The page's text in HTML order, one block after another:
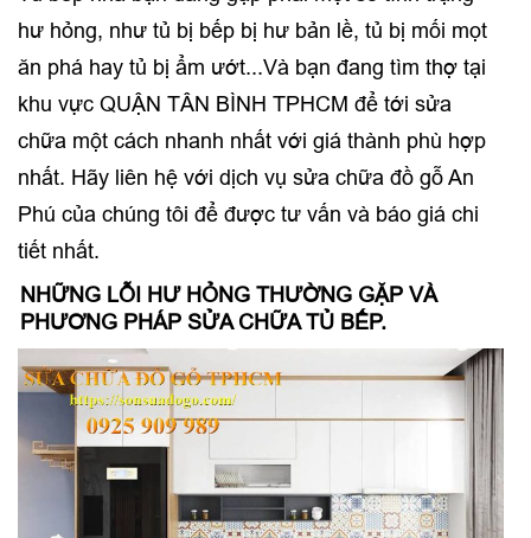
hư hỏng, như tủ bị bếp bị hư bản lề, tủ bị mối mọt
ăn phá hay tủ bị ẩm ướt...Và bạn đang tìm thợ tại
khu vực QUẬN TÂN BÌNH TPHCM để tới sửa
chữa một cách nhanh nhất với giá thành phù hợp
nhất. Hãy liên hệ với dịch vụ sửa chữa đồ gỗ An
Phú của chúng tôi để được tư vấn và báo giá chi
tiết nhất.
NHỮNG LỖI HƯ HỎNG THƯỜNG GẶP VÀ
PHƯƠNG PHÁP SỬA CHỮA TỦ BẾP.